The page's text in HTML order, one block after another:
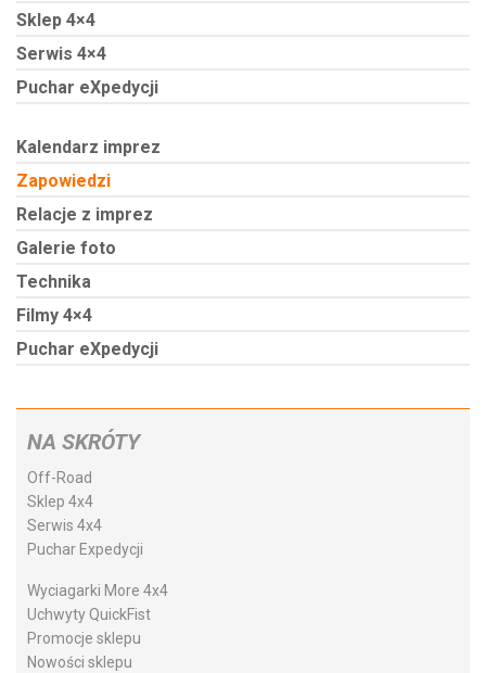
Sklep 4×4
Serwis 4×4
Puchar eXpedycji
Kalendarz imprez
Zapowiedzi
Relacje z imprez
Galerie foto
Technika
Filmy 4×4
Puchar eXpedycji
NA SKRÓTY
Off-Road
Sklep 4x4
Serwis 4x4
Puchar Expedycji
Wyciagarki More 4x4
Uchwyty QuickFist
Promocje sklepu
Nowości sklepu